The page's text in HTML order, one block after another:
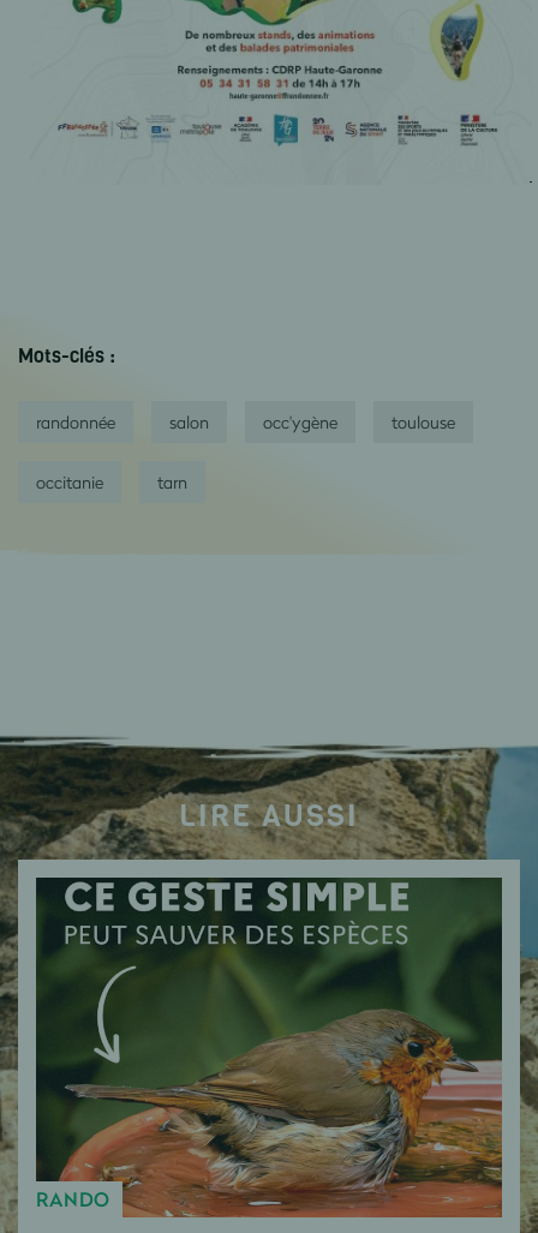
Mots-clés :
randonnée salon occ'ygène toulouse
occitanie tarn
LIRE AUSSI
RANDO